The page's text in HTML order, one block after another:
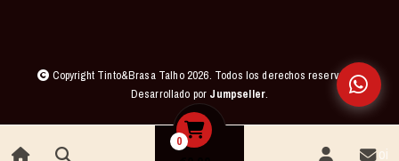
0
oi
Copyright Tinto&Brasa Talho 2026. Todos los derechos reservados.
Desarrollado por Jumpseller.